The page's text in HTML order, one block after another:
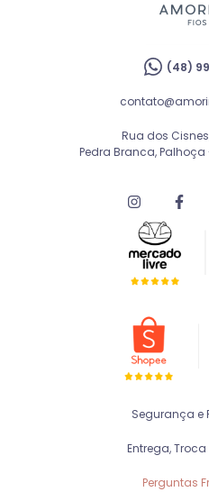
(48)
Rua dos
Pedra Branca, Palhoça
Segurança e
Entrega,
Perguntas